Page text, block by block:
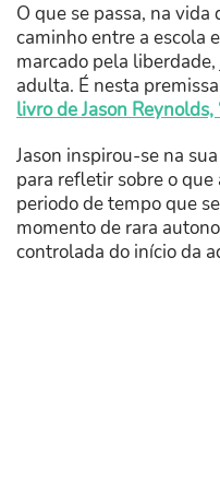
O que se passa, na
caminho entre a escola
marcado pela
adulta. É nesta
livro de Jason
Jason inspirou-se na
para refletir sobre o
periodo de tempo que
momento de rara
controlada do início da